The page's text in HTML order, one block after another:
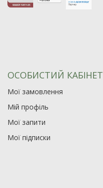
ОСОБИСТИЙ КАБІНЕТ
Мої замовлення
Мій профіль
Мої запити
Мої підписки